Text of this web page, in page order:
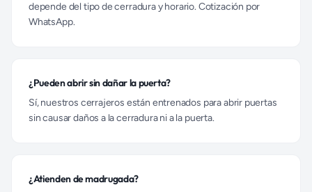
depende del tipo de cerradura y horario. Cotización por
WhatsApp.
¿Pueden abrir sin dañar la puerta?
Sí, nuestros cerrajeros están entrenados para abrir puertas
sin causar daños a la cerradura ni a la puerta.
¿Atienden de madrugada?